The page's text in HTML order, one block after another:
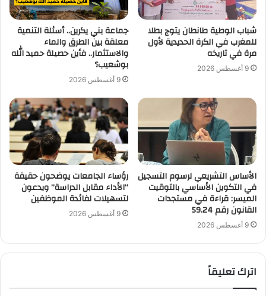
شباب الوطية طانطان يتوج بطلا
للمغرب في الكرة الحديدية لأول
مرة في تاريخه
9 أغسطس 2026
جماعة بني يكرين.. أسئلة التنمية
معلقة بين الطرق والماء
والاستثمار.. فأين حصيلة حميد الله
بوشعيب؟
9 أغسطس 2026
الأساس التشريعي لرسوم التسجيل
في التكوين الأساسي بالتوقيت
الميسر: قراءة في مستجدات
القانون رقم 59.24
9 أغسطس 2026
رؤساء الجامعات يوضحون حقيقة
“الأداء مقابل الدراسة” ويدعون
لتسهيلات لفائدة الموظفين
9 أغسطس 2026
اترك تعليقاً